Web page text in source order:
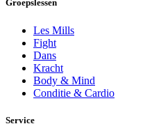
Groepslessen
Les Mills
Fight
Dans
Kracht
Body & Mind
Conditie & Cardio
Service